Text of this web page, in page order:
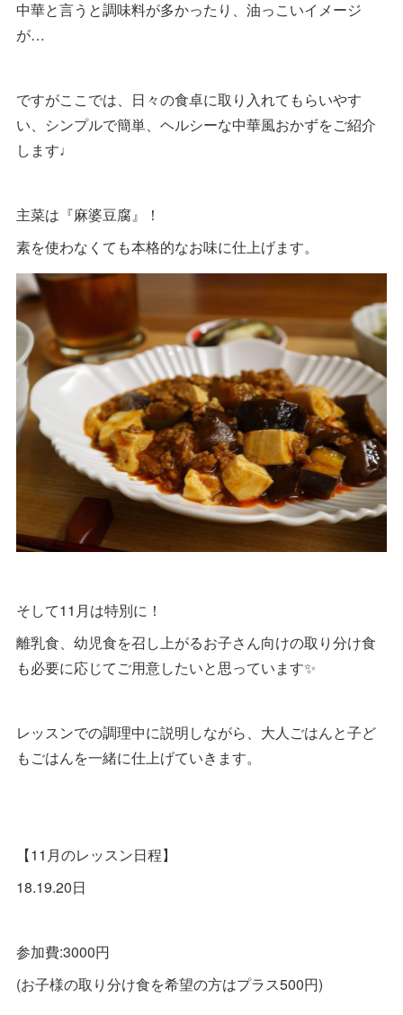
中華と言うと調味料が多かったり、油っこいイメージ
が…
ですがここでは、日々の食卓に取り入れてもらいやす
い、シンプルで簡単、ヘルシーな中華風おかずをご紹介
します♩
主菜は『麻婆豆腐』！
素を使わなくても本格的なお味に仕上げます。
そして11月は特別に！
離乳食、幼児食を召し上がるお子さん向けの取り分け食
も必要に応じてご用意したいと思っています✨
レッスンでの調理中に説明しながら、大人ごはんと子ど
もごはんを一緒に仕上げていきます。
【11月のレッスン日程】
18.19.20日
参加費:3000円
(お子様の取り分け食を希望の方はプラス500円)